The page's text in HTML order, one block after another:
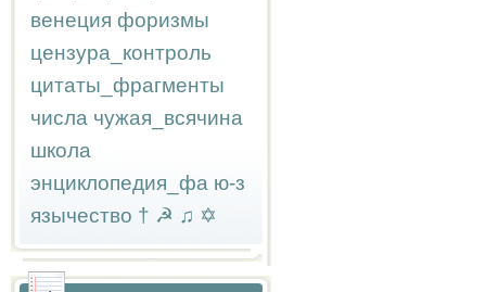
венеция форизмы
цензура_контроль
цитаты_фрагменты
числа чужая_всячина
школа
энциклопедия_фа ю-з
язычество † ☭ ♫ ✡